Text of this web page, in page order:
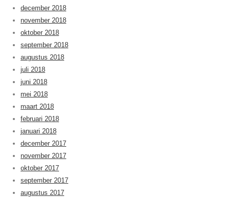
december 2018
november 2018
oktober 2018
september 2018
augustus 2018
juli 2018
juni 2018
mei 2018
maart 2018
februari 2018
januari 2018
december 2017
november 2017
oktober 2017
september 2017
augustus 2017